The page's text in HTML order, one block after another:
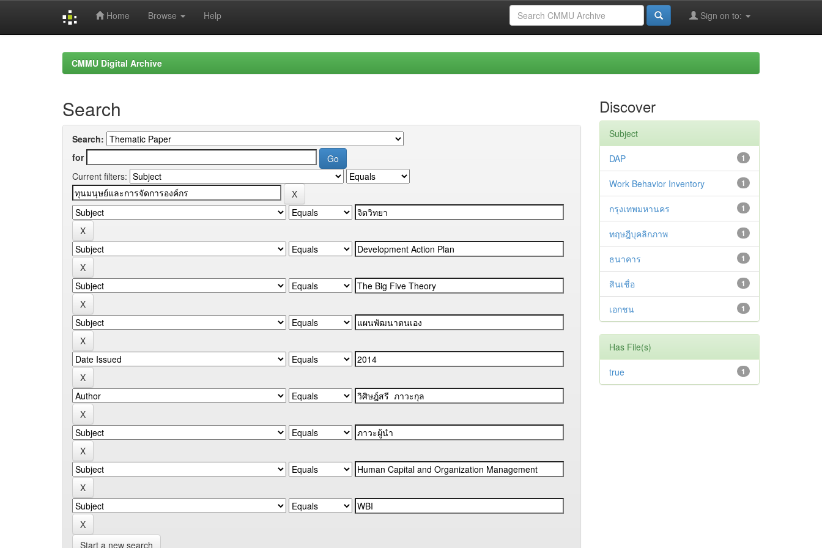
Home Browse Help Sign on to:
CMMU Digital Archive
Search
Search:
for
Current filters:
Start a new search
Discover
Subject
1
DAP
1
Work Behavior Inventory
1
กรุงเทพมหานคร
1
ทฤษฎีบุคลิกภาพ
1
ธนาคาร
1
สินเชื่อ
1
เอกชน
Has File(s)
1
true